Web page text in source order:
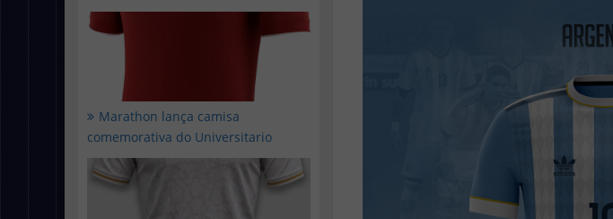
Marathon lança camisa
comemorativa do Universitario